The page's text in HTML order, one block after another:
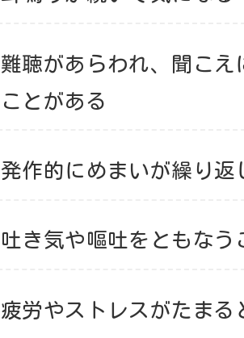
難聴があらわれ、聞こえ
ことがある
発作的にめまいが繰り返
吐き気や嘔吐をともなう
疲労やストレスがたまる